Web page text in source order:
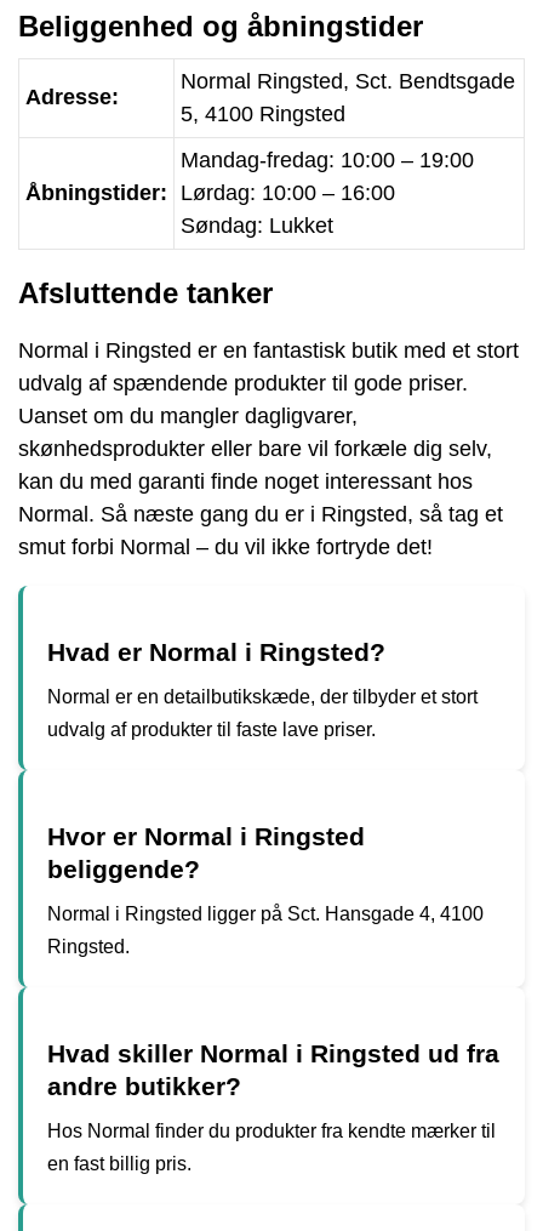
Beliggenhed og åbningstider
Adresse:
Normal Ringsted, Sct. Bendtsgade
5, 4100 Ringsted
Åbningstider:
Mandag-fredag: 10:00 – 19:00
Lørdag: 10:00 – 16:00
Søndag: Lukket
Afsluttende tanker
Normal i Ringsted er en fantastisk butik med et stort
udvalg af spændende produkter til gode priser.
Uanset om du mangler dagligvarer,
skønhedsprodukter eller bare vil forkæle dig selv,
kan du med garanti finde noget interessant hos
Normal. Så næste gang du er i Ringsted, så tag et
smut forbi Normal – du vil ikke fortryde det!
Hvad er Normal i Ringsted?
Normal er en detailbutikskæde, der tilbyder et stort
udvalg af produkter til faste lave priser.
Hvor er Normal i Ringsted
beliggende?
Normal i Ringsted ligger på Sct. Hansgade 4, 4100
Ringsted.
Hvad skiller Normal i Ringsted ud fra
andre butikker?
Hos Normal finder du produkter fra kendte mærker til
en fast billig pris.